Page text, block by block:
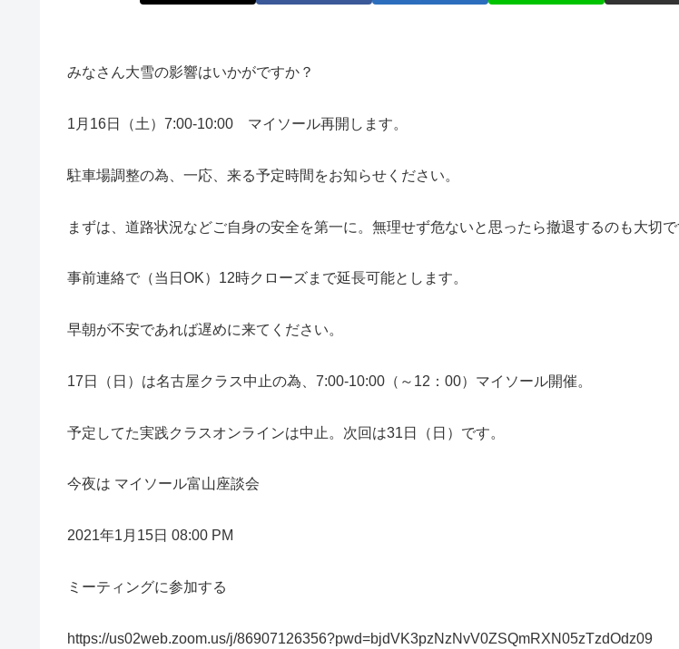
みなさん大雪の影響はいかがですか？
1月16日（土）7:00-10:00 マイソール再開します。
駐車場調整の為、一応、来る予定時間をお知らせください。
まずは、道路状況などご自身の安全を第一に。無理せず危ないと思ったら撤退するのも大切で
事前連絡で（当日OK）12時クローズまで延長可能とします。
早朝が不安であれば遅めに来てください。
17日（日）は名古屋クラス中止の為、7:00-10:00（～12：00）マイソール開催。
予定してた実践クラスオンラインは中止。次回は31日（日）です。
今夜は マイソール富山座談会
2021年1月15日 08:00 PM
ミーティングに参加する
https://us02web.zoom.us/j/86907126356?pwd=bjdVK3pzNzNvV0ZSQmRXN05zTzdOdz09